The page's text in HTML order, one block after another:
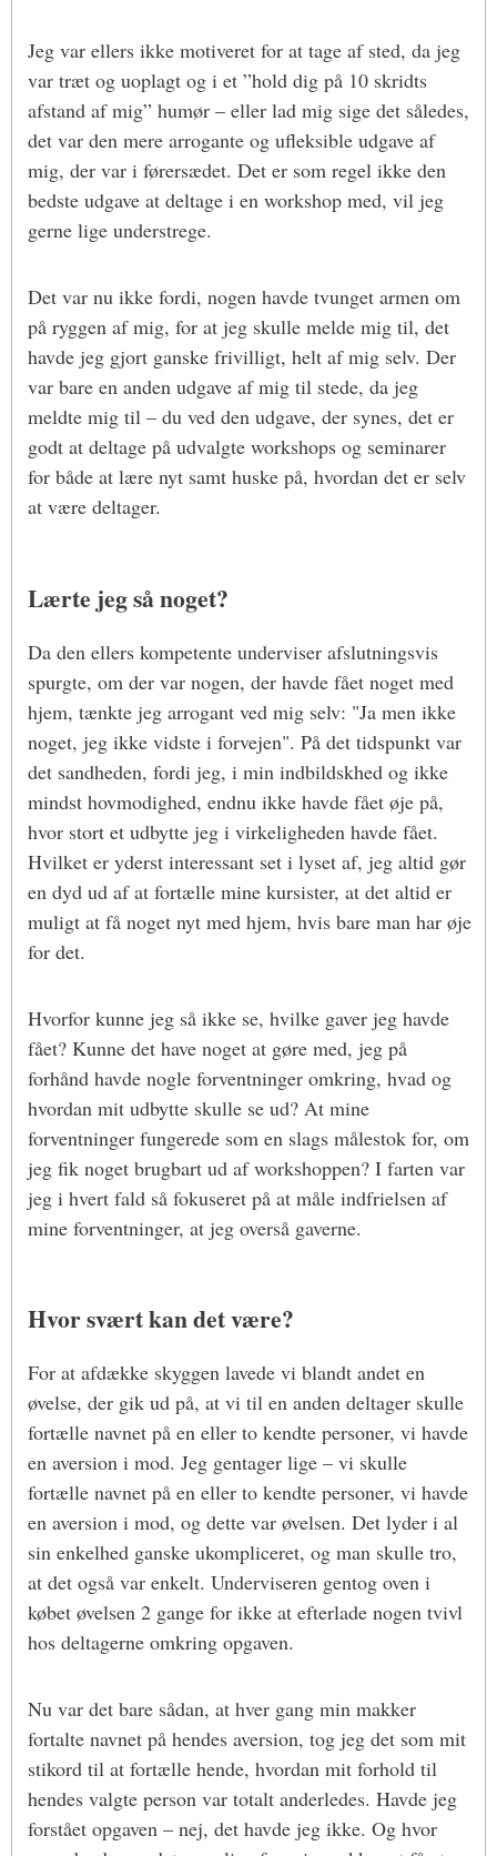
Jeg var ellers ikke motiveret for at tage af sted, da jeg
var træt og uoplagt og i et ”hold dig på 10 skridts
afstand af mig” humør – eller lad mig sige det således,
det var den mere arrogante og ufleksible udgave af
mig, der var i førersædet. Det er som regel ikke den
bedste udgave at deltage i en workshop med, vil jeg
gerne lige understrege.
Det var nu ikke fordi, nogen havde tvunget armen om
på ryggen af mig, for at jeg skulle melde mig til, det
havde jeg gjort ganske frivilligt, helt af mig selv. Der
var bare en anden udgave af mig til stede, da jeg
meldte mig til – du ved den udgave, der synes, det er
godt at deltage på udvalgte workshops og seminarer
for både at lære nyt samt huske på, hvordan det er selv
at være deltager.
Lærte jeg så noget?
Da den ellers kompetente underviser afslutningsvis
spurgte, om der var nogen, der havde fået noget med
hjem, tænkte jeg arrogant ved mig selv: "Ja men ikke
noget, jeg ikke vidste i forvejen". På det tidspunkt var
det sandheden, fordi jeg, i min indbildskhed og ikke
mindst hovmodighed, endnu ikke havde fået øje på,
hvor stort et udbytte jeg i virkeligheden havde fået.
Hvilket er yderst interessant set i lyset af, jeg altid gør
en dyd ud af at fortælle mine kursister, at det altid er
muligt at få noget nyt med hjem, hvis bare man har øje
for det.
Hvorfor kunne jeg så ikke se, hvilke gaver jeg havde
fået? Kunne det have noget at gøre med, jeg på
forhånd havde nogle forventninger omkring, hvad og
hvordan mit udbytte skulle se ud? At mine
forventninger fungerede som en slags målestok for, om
jeg fik noget brugbart ud af workshoppen? I farten var
jeg i hvert fald så fokuseret på at måle indfrielsen af
mine forventninger, at jeg overså gaverne.
Hvor svært kan det være?
For at afdække skyggen lavede vi blandt andet en
øvelse, der gik ud på, at vi til en anden deltager skulle
fortælle navnet på en eller to kendte personer, vi havde
en aversion i mod. Jeg gentager lige – vi skulle
fortælle navnet på en eller to kendte personer, vi havde
en aversion i mod, og dette var øvelsen. Det lyder i al
sin enkelhed ganske ukompliceret, og man skulle tro,
at det også var enkelt. Underviseren gentog oven i
købet øvelsen 2 gange for ikke at efterlade nogen tvivl
hos deltagerne omkring opgaven.
Nu var det bare sådan, at hver gang min makker
fortalte navnet på hendes aversion, tog jeg det som mit
stikord til at fortælle hende, hvordan mit forhold til
hendes valgte person var totalt anderledes. Havde jeg
forstået opgaven – nej, det havde jeg ikke. Og hvor